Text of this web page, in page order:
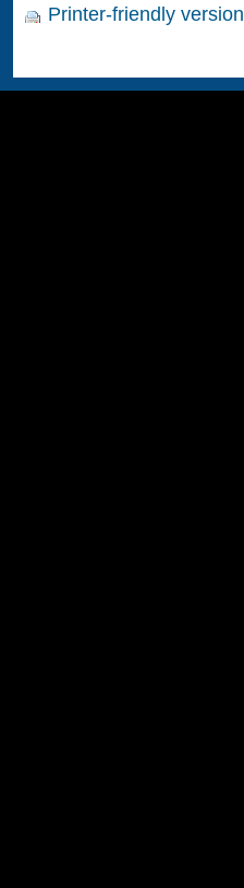
Printer-friendly version